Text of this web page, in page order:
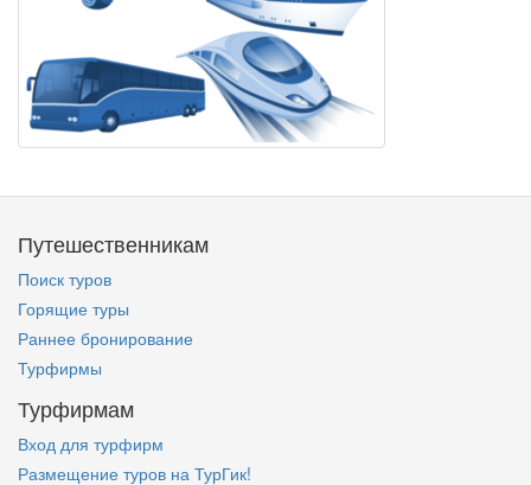
Путешественникам
Поиск туров
Горящие туры
Раннее бронирование
Турфирмы
Турфирмам
Вход для турфирм
Размещение туров на ТурГик!